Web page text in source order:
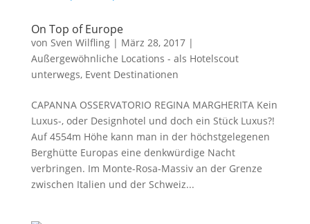
On Top of Europe
von Sven Wilfling| März 28, 2017|
Außergewöhnliche Locations - als Hotelscout
unterwegs, Event Destinationen
CAPANNA OSSERVATORIO REGINA MARGHERITA Kein
Luxus-, oder Designhotel und doch ein Stück Luxus?!
Auf 4554m Höhe kann man in der höchstgelegenen
Berghütte Europas eine denkwürdige Nacht
verbringen. Im Monte-Rosa-Massiv an der Grenze
zwischen Italien und der Schweiz...